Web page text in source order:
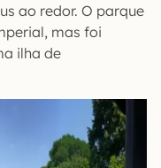
ao redor. O parque
mas foi
ilha de